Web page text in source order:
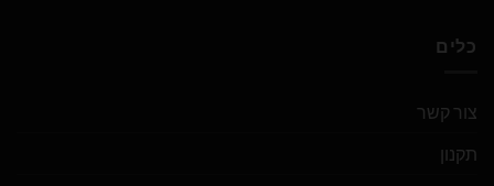
כלים
צור קשר
תקנון